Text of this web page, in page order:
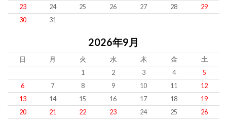
23
24 25 26 27 28
29
30
31
2026年9月
日 月 火 水 木 金
土
1
2 3 4
5
6
7 8 9 10 11
12
13
14 15 16 17 18
19
20
21 22 23 24 25
26